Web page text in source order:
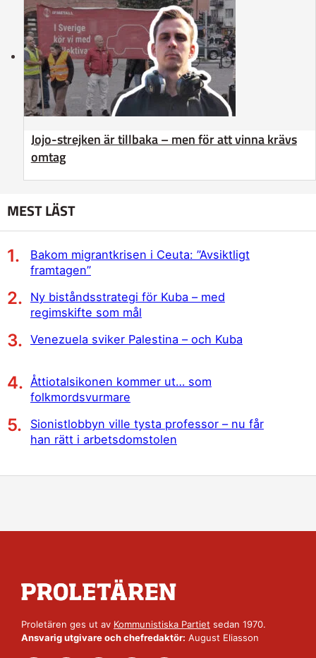
Jojo-strejken är tillbaka – men för att vinna krävs
omtag
MEST LÄST
Bakom migrantkrisen i Ceuta: ”Avsiktligt
framtagen”
Ny biståndsstrategi för Kuba – med
regimskifte som mål
Venezuela sviker Palestina – och Kuba
Åttiotalsikonen kommer ut… som
folkmordsvurmare
Sionistlobbyn ville tysta professor – nu får
han rätt i arbetsdomstolen
Proletären ges ut av Kommunistiska Partiet sedan 1970.
Ansvarig utgivare och chefredaktör: August Eliasson